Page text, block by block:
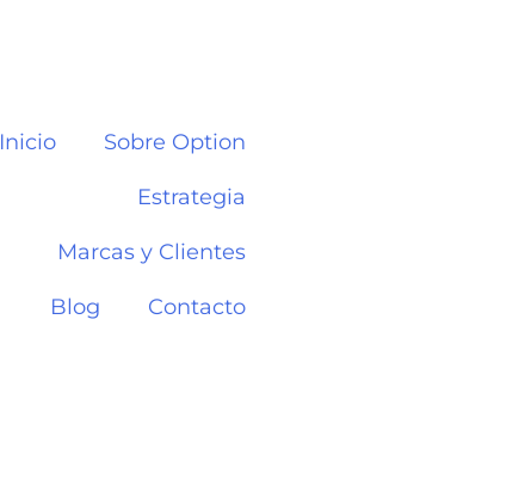
Inicio Sobre Option
Estrategia
Marcas y Clientes
Blog Contacto